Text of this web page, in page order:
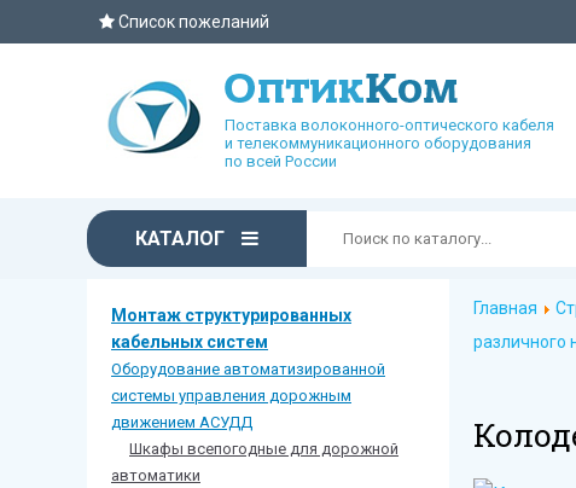
Список пожеланий
Поставка волоконного-оптического кабеля
и телекоммуникационного оборудования
по всей России
КАТАЛОГ
Монтаж структурированных
кабельных систем
Оборудование автоматизированной
системы управления дорожным
движением АСУДД
Шкафы всепогодные для дорожной
автоматики
Главная
различного